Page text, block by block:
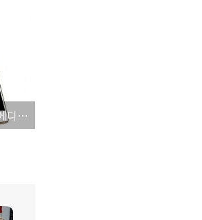
LG, G4 화이트 골드 에디션 출시